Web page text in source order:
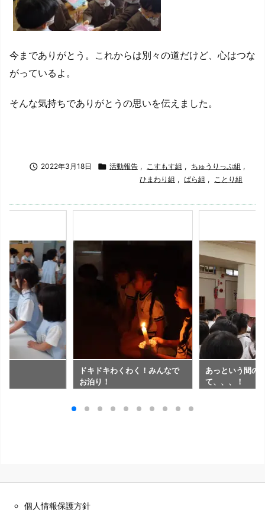
今までありがとう。これからは別々の道だけど、心はつな
がっているよ。
そんな気持ちでありがとうの思いを伝えました。
 2022年3月18日  活動報告 , こすもす組 , ちゅうりっぷ組 ,
ひまわり組 , ばら組 , ことり組
ドキドキわくわく！みんなで
お泊り！
あっという間の
て、、、！
個人情報保護方針